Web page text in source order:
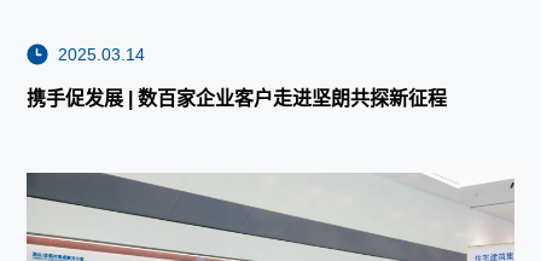
2025.03.14
携手促发展 | 数百家企业客户走进坚朗共探新征程